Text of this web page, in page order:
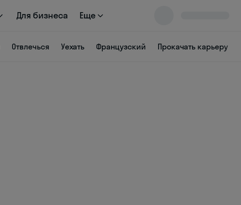
Для бизнеса Еще
Отвлечься Уехать Французский Прокачать карьеру